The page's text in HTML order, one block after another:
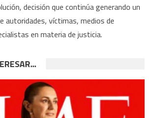
decisión que continúa generando un
autoridades, víctimas, medios de
en materia de justicia.